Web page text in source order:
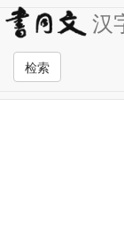
汉
检索
全站检索